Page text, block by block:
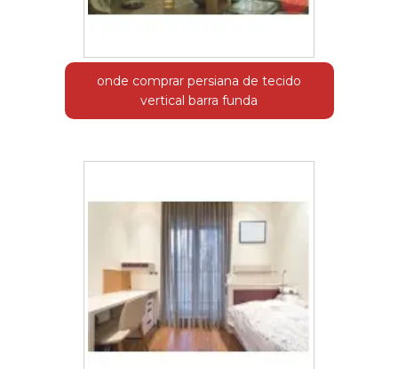
onde comprar persiana de tecido
vertical barra funda